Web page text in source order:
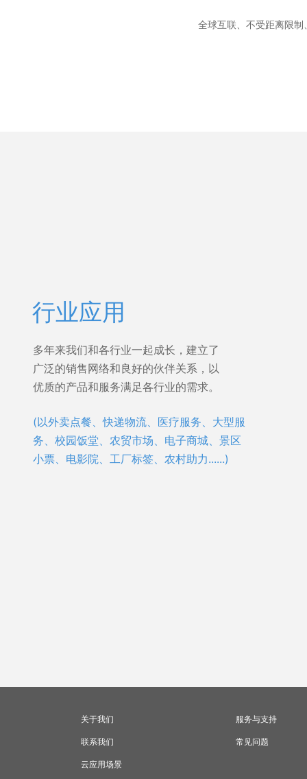
全球互联、不受距离限
行业应用
多年来我们和各行业一起成长，建立了
广泛的销售网络和良好的伙伴关系，以
优质的产品和服务满足各行业的需求。
(以外卖点餐、快递物流、医疗服务、大型服
务、校园饭堂、农贸市场、电子商城、景区
小票、电影院、工厂标签、农村助力......)
关于我们
联系我们
云应用场景
服务与支持
常见问题